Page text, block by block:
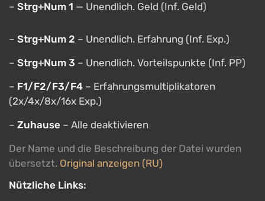
– Strg+Num 1 — Unendlich. Geld (Inf. Geld)
– Strg+Num 2 – Unendlich. Erfahrung (Inf. Exp.)
– Strg+Num 3 – Unendlich. Vorteilspunkte (Inf. PP)
– F1/F2/F3/F4 – Erfahrungsmultiplikatoren
(2x/4x/8x/16x Exp.)
– Zuhause – Alle deaktivieren
Der Name und die Beschreibung der Datei wurden
übersetzt. Original anzeigen (RU)
Nützliche Links: